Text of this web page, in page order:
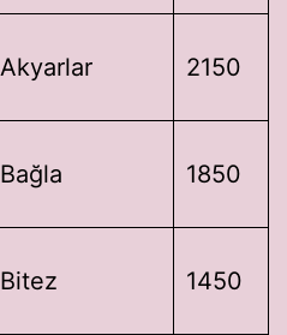
Akyarlar 2150
Bağla 1850
Bitez 1450